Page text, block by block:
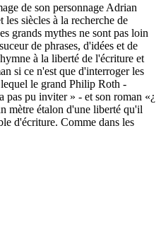
de son personnage Adrian
siècles à la recherche de
grands mythes ne sont pas loin
de phrases, d'idées et de
à la liberté de l'écriture et
si ce n'est que d'interroger les
le grand Philip Roth -
pu inviter » - et son roman «¿
mètre étalon d'une liberté qu'il
d'écriture. Comme dans les